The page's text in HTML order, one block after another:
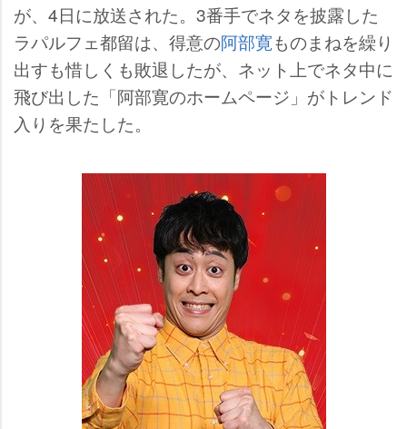
が、4日に放送された。3番手でネタを披露した
ラパルフェ都留は、得意の阿部寛ものまねを繰り
出すも惜しくも敗退したが、ネット上でネタ中に
飛び出した「阿部寛のホームページ」がトレンド
入りを果たした。